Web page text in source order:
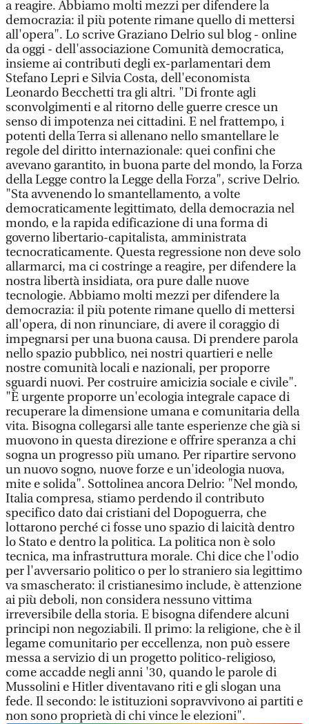
a reagire. Abbiamo molti mezzi per difendere la
democrazia: il più potente rimane quello di mettersi
all'opera". Lo scrive Graziano Delrio sul blog - online
da oggi - dell'associazione Comunità democratica,
insieme ai contributi degli ex-parlamentari dem
Stefano Lepri e Silvia Costa, dell'economista
Leonardo Becchetti tra gli altri. "Di fronte agli
sconvolgimenti e al ritorno delle guerre cresce un
senso di impotenza nei cittadini. E nel frattempo, i
potenti della Terra si allenano nello smantellare le
regole del diritto internazionale: quei confini che
avevano garantito, in buona parte del mondo, la Forza
della Legge contro la Legge della Forza", scrive Delrio.
"Sta avvenendo lo smantellamento, a volte
democraticamente legittimato, della democrazia nel
mondo, e la rapida edificazione di una forma di
governo libertario-capitalista, amministrata
tecnocraticamente. Questa regressione non deve solo
allarmarci, ma ci costringe a reagire, per difendere la
nostra libertà insidiata, ora pure dalle nuove
tecnologie. Abbiamo molti mezzi per difendere la
democrazia: il più potente rimane quello di mettersi
all'opera, di non rinunciare, di avere il coraggio di
impegnarsi per una buona causa. Di prendere parola
nello spazio pubblico, nei nostri quartieri e nelle
nostre comunità locali e nazionali, per proporre
sguardi nuovi. Per costruire amicizia sociale e civile".
"È urgente proporre un'ecologia integrale capace di
recuperare la dimensione umana e comunitaria della
vita. Bisogna collegarsi alle tante esperienze che già si
muovono in questa direzione e offrire speranza a chi
sogna un progresso più umano. Per ripartire servono
un nuovo sogno, nuove forze e un'ideologia nuova,
mite e solida". Sottolinea ancora Delrio: "Nel mondo,
Italia compresa, stiamo perdendo il contributo
specifico dato dai cristiani del Dopoguerra, che
lottarono perché ci fosse uno spazio di laicità dentro
lo Stato e dentro la politica. La politica non è solo
tecnica, ma infrastruttura morale. Chi dice che l'odio
per l'avversario politico o per lo straniero sia legittimo
va smascherato: il cristianesimo include, è attenzione
ai più deboli, non considera nessuno vittima
irreversibile della storia. E bisogna difendere alcuni
principi non negoziabili. Il primo: la religione, che è il
legame comunitario per eccellenza, non può essere
messa a servizio di un progetto politico-religioso,
come accadde negli anni '30, quando le parole di
Mussolini e Hitler diventavano riti e gli slogan una
fede. Il secondo: le istituzioni sopravvivono ai partiti e
non sono proprietà di chi vince le elezioni".